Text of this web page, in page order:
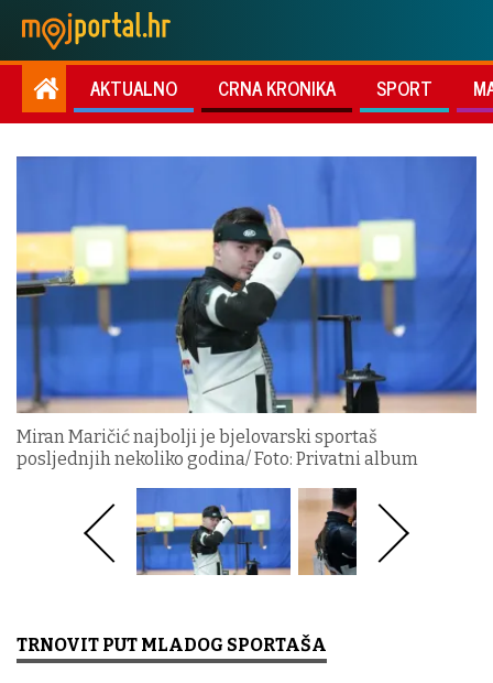
AKTUALNO CRNA KRONIKA SPORT
Miran Maričić najbolji je bjelovarski sportaš
posljednjih nekoliko godina/ Foto: Privatni album
TRNOVIT PUT MLADOG SPORTAŠA